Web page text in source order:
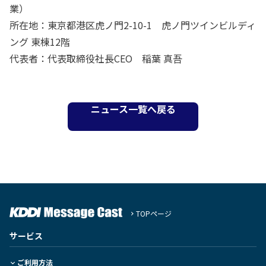
業）
所在地：東京都港区虎ノ門2-10-1 虎ノ門ツインビルディ
ング 東棟12階
代表者：代表取締役社長CEO 稲葉 真吾
ニュース一覧へ戻る
TOPページ
サービス
ご利用方法